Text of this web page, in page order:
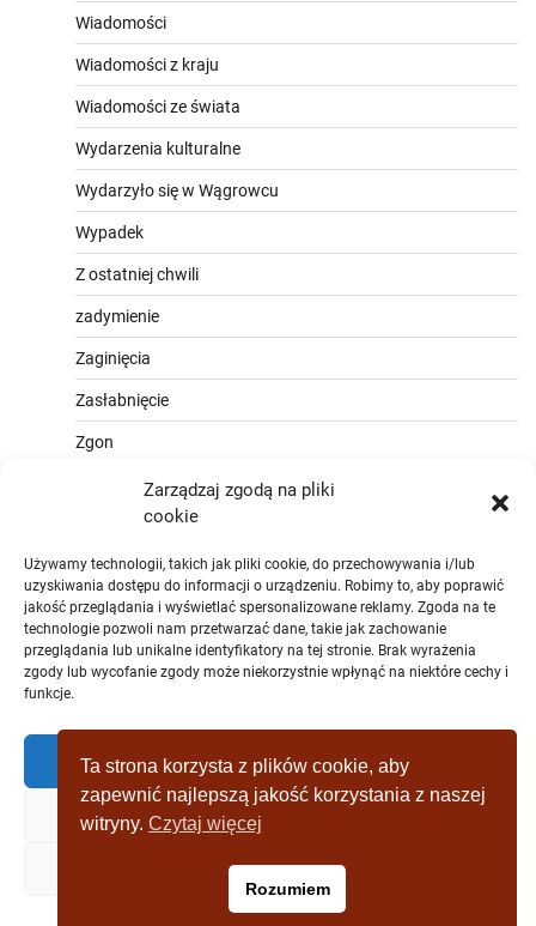
Zarządzaj zgodą na pliki
cookie
Używamy technologii, takich jak pliki cookie, do przechowywania i/lub
uzyskiwania dostępu do informacji o urządzeniu. Robimy to, aby poprawić
jakość przeglądania i wyświetlać spersonalizowane reklamy. Zgoda na te
technologie pozwoli nam przetwarzać dane, takie jak zachowanie
przeglądania lub unikalne identyfikatory na tej stronie. Brak wyrażenia
zgody lub wycofanie zgody może niekorzystnie wpłynąć na niektóre cechy i
funkcje.
Zaakceptować
Zaprzeczyć
Zobacz preferencje
Wiadomości
Wiadomości z kraju
Wiadomości ze świata
Wydarzenia kulturalne
Wydarzyło się w Wągrowcu
Wypadek
Z ostatniej chwili
zadymienie
Zaginięcia
Zasłabnięcie
Zgon
Copyright © [2019 - 2025] wagrowiec-
wydarzeniazostatniejchwili.pl Theme: Full News By
Ta strona korzysta z plików cookie, aby
zapewnić najlepszą jakość korzystania z naszej
witryny.Czytaj więcej
Rozumiem